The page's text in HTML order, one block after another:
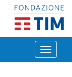
Toggle